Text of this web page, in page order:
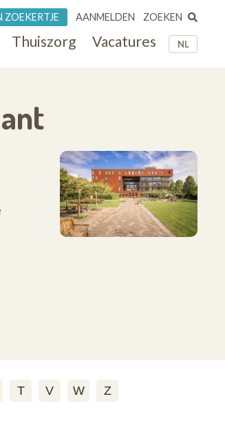
NL
Thuiszorg Vacatures
ZOEKERTJE AANMELDEN ZOEKEN
T V W Z